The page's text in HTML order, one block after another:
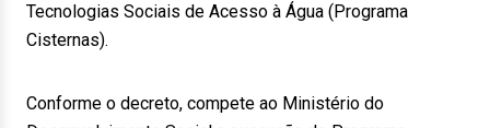
Tecnologias Sociais de Acesso à Água (Programa
Cisternas).
Conforme o decreto, compete ao Ministério do